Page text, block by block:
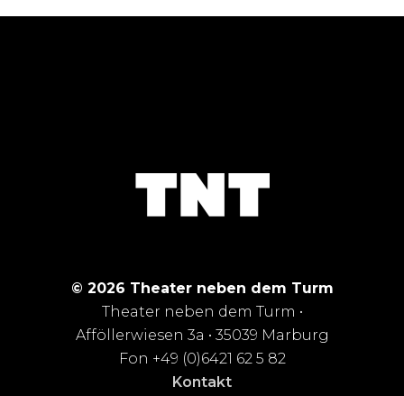
© 2026 Theater neben dem Turm
Theater neben dem Turm •
Afföllerwiesen 3a • 35039 Marburg
Fon +49 (0)6421 62 5 82
Kontakt